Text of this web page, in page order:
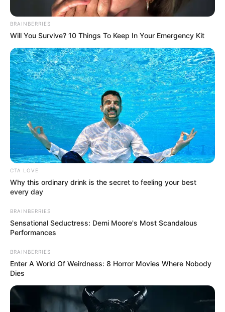
BRAINBERRIES
Will You Survive? 10 Things To Keep In Your Emergency Kit
CTA LOVE
Why this ordinary drink is the secret to feeling your best
every day
BRAINBERRIES
Sensational Seductress: Demi Moore's Most Scandalous
Performances
BRAINBERRIES
Enter A World Of Weirdness: 8 Horror Movies Where Nobody
Dies